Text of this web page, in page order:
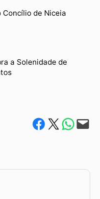
Concílio de Niceia
a Solenidade de
Compartilhe no Facebook
Compartilhe no Twitter
Compartile via
Envie via e-mail